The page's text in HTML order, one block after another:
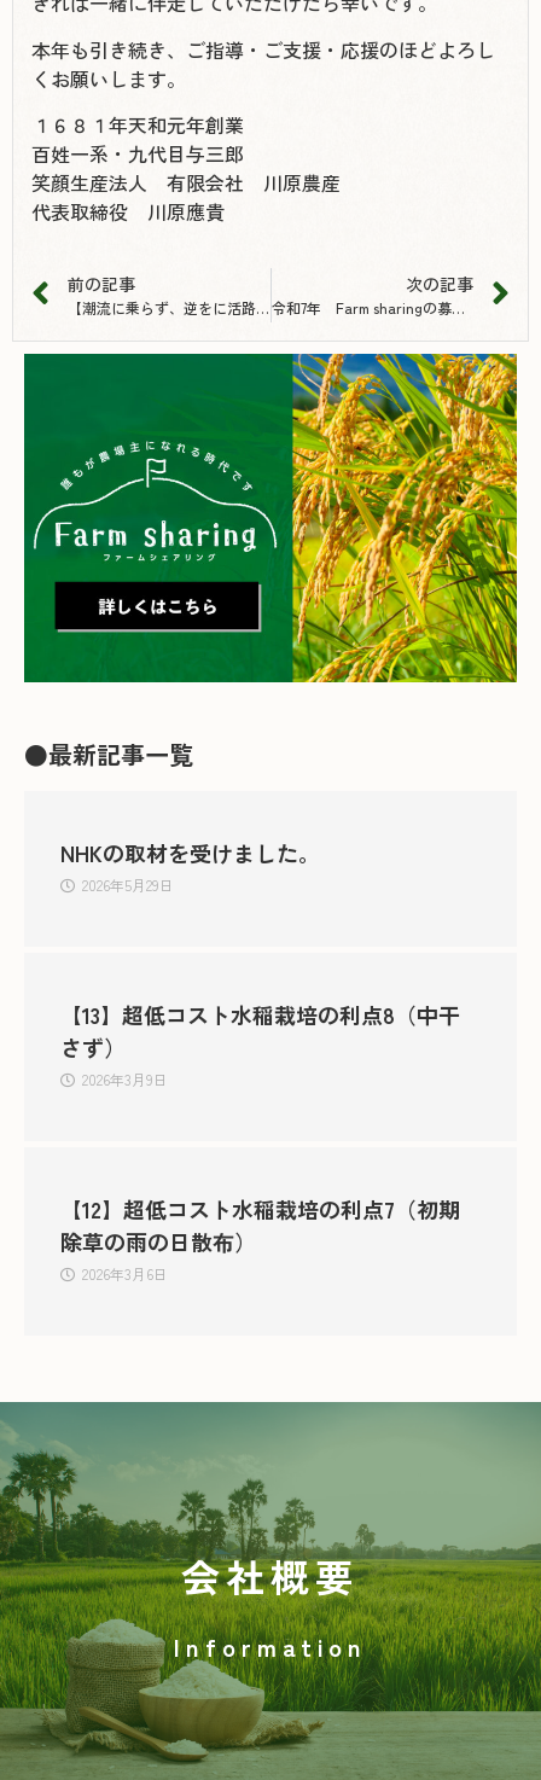
本年も引き続き、ご指導・ご支援・応援のほどよろし
くお願いします。
１６８１年天和元年創業
百姓一系・九代目与三郎
笑顔生産法人 有限会社 川原農産
代表取締役 川原應貴
前の記事
【潮流に乗らず、逆をに活路あり】
次の記事
令和7年 Farm sharingの募集開始
●最新記事一覧
NHKの取材を受けました。
2026年5月29日
【13】超低コスト水稲栽培の利点8（中干
さず）
2026年3月9日
【12】超低コスト水稲栽培の利点7（初期
除草の雨の日散布）
2026年3月6日
会社概要
Information